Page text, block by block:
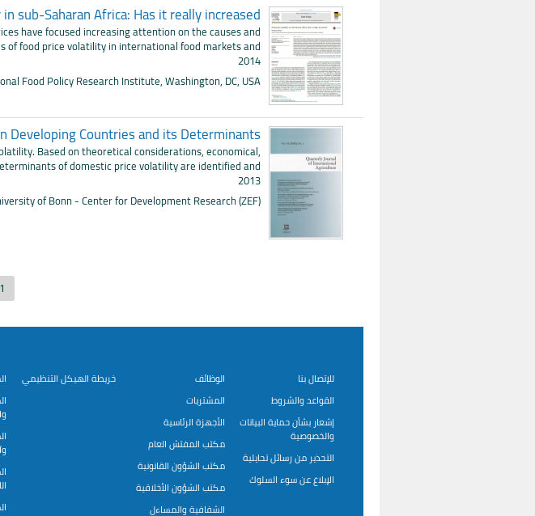
sub-Saharan Africa: Has it really increased?
have focused increasing attention on the causes and
of food price volatility in international food markets and
2014
Food Policy Research Institute, Washington, DC, USA
Developing Countries and its Determinants
Based on theoretical considerations, economical,
of domestic price volatility are identified and
2013
of Bonn - Center for Development Research (ZEF)
1
الوظائف
المشتريات
الأجهزة الرئاسية
مكتب المفتش العام
مكتب الشؤون القانونية
مكتب الشؤون الأخلاقية
الشفافية والمساءل
للإتصال بنا
القواعد والشروط
إشعار بشأن حماية البيانات
والخصوصية
التحذير من رسائل تحايلية
الإبلاغ عن سوء السلوك
خريطة الهيكل التنظيمي